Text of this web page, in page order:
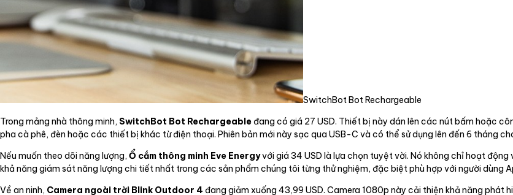
SwitchBot Bot Rechargeable
Trong mảng nhà thông minh, SwitchBot Bot Rechargeableđang có giá 27 USD. Thiết bị này dán lên các nút bấm hoặc
pha cà phê, đèn hoặc các thiết bị khác từ điện thoại. Phiên bản mới này sạc qua USB-C và có thể sử dụng lên đến 6 tháng
Nếu muốn theo dõi năng lượng, Ổ cắm thông minh Eve Energyvới giá 34 USD là lựa chọn tuyệt vời. Nó không chỉ hoạt
khả năng giám sát năng lượng chi tiết nhất trong các sản phẩm chúng tôi từng thử nghiệm, đặc biệt phù hợp với người dùng
Về an ninh, Camera ngoài trời Blink Outdoor 4 đang giảm xuống 43,99 USD. Camera 1080p này cải thiện khả năng phát